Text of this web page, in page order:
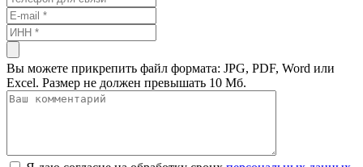
Вы можете прикрепить файл формата: JPG, PDF, Word или
Excel. Размер не должен превышать 10 Мб.